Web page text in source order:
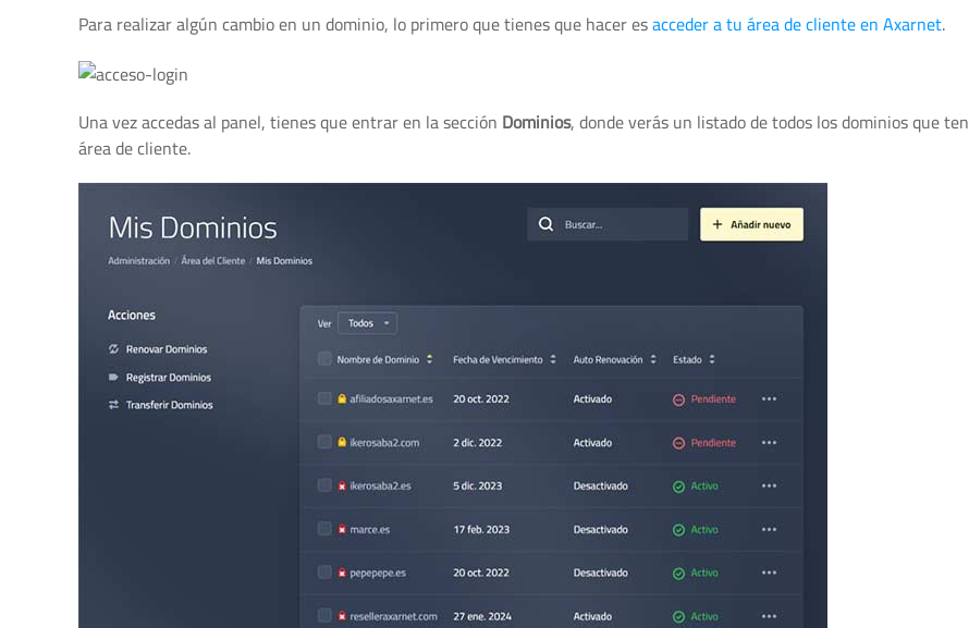
Para realizar algún cambio en un dominio, lo primero que tienes que hacer esacceder a tu área de cliente en Axarnet.
Una vez accedas al panel, tienes que entrar en la sección Dominios, donde verás un listado de todos los dominios que
área de cliente.